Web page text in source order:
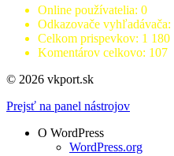
Online používatelia: 0
Odkazovače vyhľadávača:
Celkom prispevkov: 1 180
Komentárov celkovo: 107
© 2026 vkport.sk
Prejsť na panel nástrojov
O WordPress
WordPress.org